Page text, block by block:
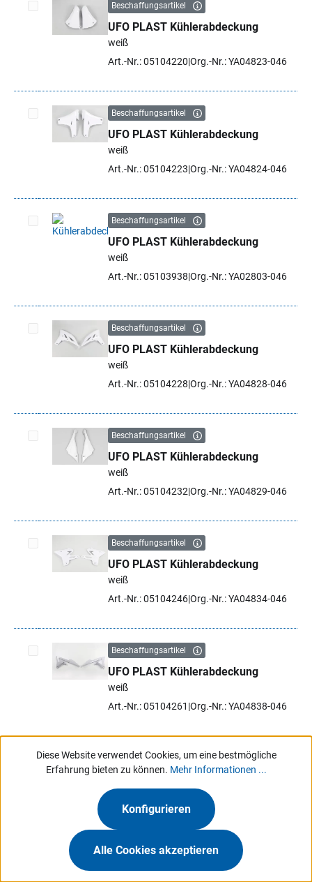
Artikel auswählen
Beschaffungsartikel
UFO PLAST Kühlerabdeckung
weiß
Art.-Nr.: 05104220 Org.-Nr.: YA04823-046
Artikel auswählen
Beschaffungsartikel
UFO PLAST Kühlerabdeckung
weiß
Art.-Nr.: 05104223 Org.-Nr.: YA04824-046
Artikel auswählen
Beschaffungsartikel
UFO PLAST Kühlerabdeckung
weiß
Art.-Nr.: 05103938 Org.-Nr.: YA02803-046
Artikel auswählen
Beschaffungsartikel
UFO PLAST Kühlerabdeckung
weiß
Art.-Nr.: 05104228 Org.-Nr.: YA04828-046
Artikel auswählen
Beschaffungsartikel
UFO PLAST Kühlerabdeckung
weiß
Art.-Nr.: 05104232 Org.-Nr.: YA04829-046
Artikel auswählen
Beschaffungsartikel
UFO PLAST Kühlerabdeckung
weiß
Art.-Nr.: 05104246Org.-Nr.: YA04834-046
Artikel auswählen
Beschaffungsartikel
UFO PLAST Kühlerabdeckung
weiß
Art.-Nr.: 05104261 Org.-Nr.: YA04838-046
Nur für Gewerbetreibende. Jetzt anmelden
Diese Website verwendet Cookies, um eine bestmögliche
Erfahrung bieten zu können. Mehr Informationen ...
Konfigurieren
Alle Cookies akzeptieren